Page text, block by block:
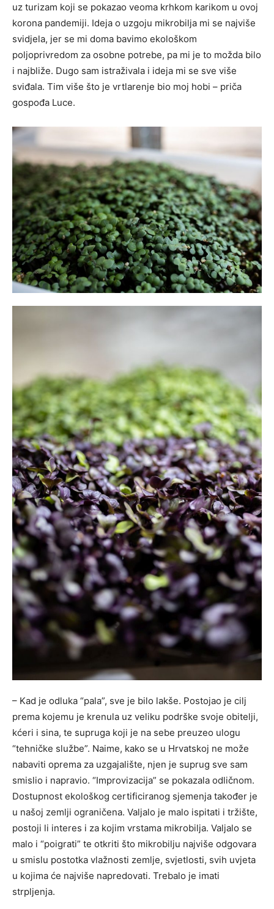
uz turizam koji se pokazao veoma krhkom karikom u ovoj
korona pandemiji. Ideja o uzgoju mikrobilja mi se najviše
svidjela, jer se mi doma bavimo ekološkom
poljoprivredom za osobne potrebe, pa mi je to možda bilo
i najbliže. Dugo sam istraživala i ideja mi se sve više
sviđala. Tim više što je vrtlarenje bio moj hobi – priča
gospođa Luce.
– Kad je odluka “pala”, sve je bilo lakše. Postojao je cilj
prema kojemu je krenula uz veliku podrške svoje obitelji,
kćeri i sina, te supruga koji je na sebe preuzeo ulogu
“tehničke službe”. Naime, kako se u Hrvatskoj ne može
nabaviti oprema za uzgajalište, njen je suprug sve sam
smislio i napravio. “Improvizacija” se pokazala odličnom.
Dostupnost ekološkog certificiranog sjemenja također je
u našoj zemlji ograničena. Valjalo je malo ispitati i tržište,
postoji li interes i za kojim vrstama mikrobilja. Valjalo se
malo i “poigrati” te otkriti što mikrobilju najviše odgovara
u smislu postotka vlažnosti zemlje, svjetlosti, svih uvjeta
u kojima će najviše napredovati. Trebalo je imati
strpljenja.